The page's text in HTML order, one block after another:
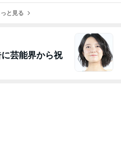
っと見る
に芸能界から祝